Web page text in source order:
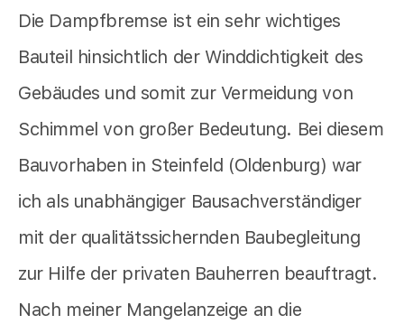
Die Dampfbremse ist ein sehr wichtiges
Bauteil hinsichtlich der Winddichtigkeit des
Gebäudes und somit zur Vermeidung von
Schimmel von großer Bedeutung. Bei diesem
Bauvorhaben in Steinfeld (Oldenburg) war
ich als unabhängiger Bausachverständiger
mit der qualitätssichernden Baubegleitung
zur Hilfe der privaten Bauherren beauftragt.
Nach meiner Mangelanzeige an die